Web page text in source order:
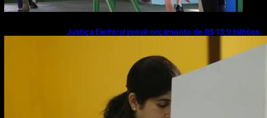
Justiça Eleitoral prevê orçamento de R$ 13,9 bilhões